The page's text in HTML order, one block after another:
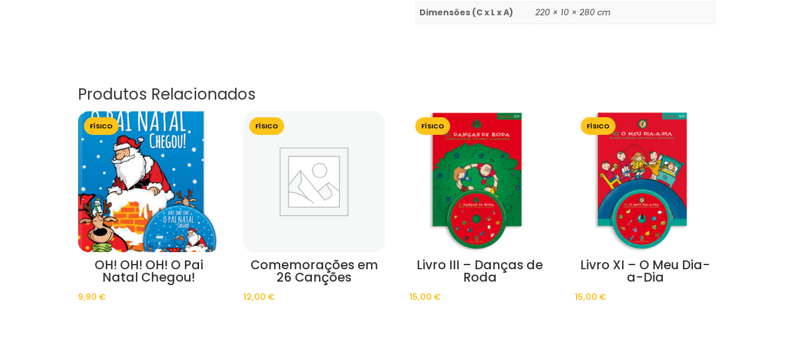
Dimensões (C x L x A)
220 × 10 × 280 cm
Produtos Relacionados
FÍSICO
OH! OH! OH! O Pai
Natal Chegou!
9,90 €
FÍSICO
Comemorações em
26 Canções
12,00 €
FÍSICO
Livro III – Danças de
Roda
15,00 €
FÍSICO
Livro XI – O Meu Dia-
a-Dia
15,00 €